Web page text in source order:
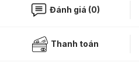
Đánh giá (0)
Thanh toán